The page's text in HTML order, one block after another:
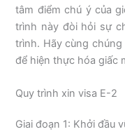
tâm điểm chú ý của
trình này đòi hỏi sự
trình. Hãy cùng
để hiện thực hóa giấc
Quy trình xin visa E-2
Giai đoạn 1: Khởi đầu